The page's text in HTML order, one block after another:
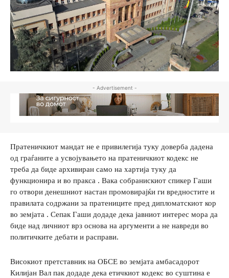
- Advertisement -
Пратеничкиот мандат не е привилегија туку доверба дадена
од граѓаните а усвојувањето на пратеничкиот кодекс не
треба да биде архивиран само на хартија туку да
функционира и во пракса . Вака собранискиот спикер Гаши
го отвори денешниот настан промовирајќи ги вредностите и
правилата содржани за пратениците пред дипломатскиот кор
во земјата . Сепак Гаши додаде дека јавниот интерес мора да
биде над личниот врз основа на аргументи а не навреди во
политичките дебати и расправи.
Високиот претставник на ОБСЕ во земјата амбасадорот
Килијан Вал пак додаде дека етичкиот кодекс во суштина е